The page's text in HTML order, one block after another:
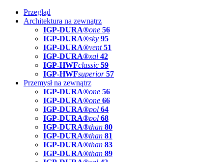
Przegląd
Architektura na zewnątrz
IGP-DURA®one 56
IGP-DURA®sky 95
IGP-DURA®vent 51
IGP-DURA®xal 42
IGP-HWFclassic 59
IGP-HWFsuperior 57
Przemysł na zewnątrz
IGP-DURA®one 56
IGP-DURA®one 66
IGP-DURA®pol 64
IGP-DURA®pol 68
IGP-DURA®than 80
IGP-DURA®than 81
IGP-DURA®than 83
IGP-DURA®than 89